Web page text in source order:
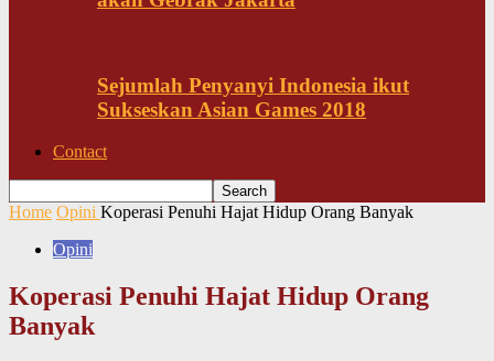
Sejumlah Penyanyi Indonesia ikut
Sukseskan Asian Games 2018
Contact
Home Opini Koperasi Penuhi Hajat Hidup Orang Banyak
Opini
Koperasi Penuhi Hajat Hidup Orang
Banyak